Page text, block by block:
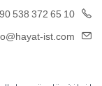
538 372 65 10
ist.com